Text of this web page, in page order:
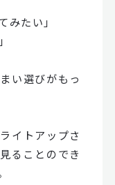
みたい」
い選びがもっ
イトアップさ
ることのでき